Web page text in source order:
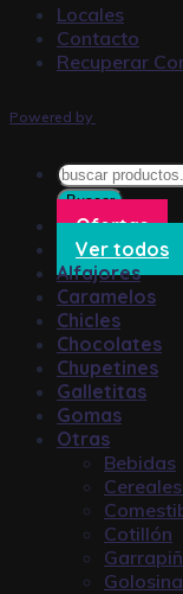
Locales
Contacto
Recuperar
Powered by
Búsqueda
de
productos
Buscar
Ofertas
Ver todos
Alfajores
Caramelos
Chicles
Chocolates
Chupetines
Galletitas
Gomas
Otras
Bebidas
Cotillón